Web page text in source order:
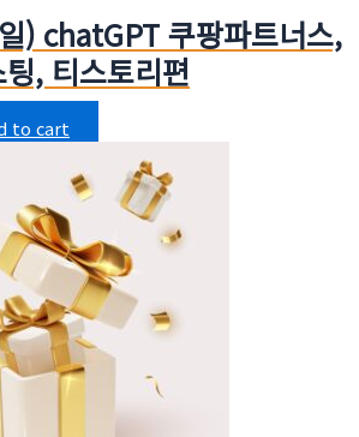
) chatGPT 쿠팡파트너스,
, 티스토리편
to cart